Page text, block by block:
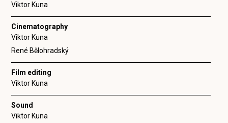
Viktor Kuna
Cinematography
Viktor Kuna
René Bělohradský
Film editing
Viktor Kuna
Sound
Viktor Kuna